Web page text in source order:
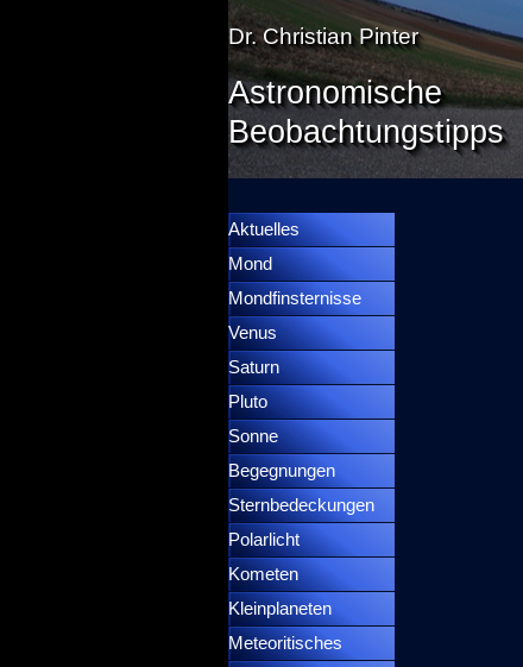
Dr. Christian Pinter
Astronomische
Beobachtungstipps
Aktuelles
Mond
Mondfinsternisse
Venus
Saturn
Pluto
Sonne
Begegnungen
Sternbedeckungen
Polarlicht
Kometen
Kleinplaneten
Meteoritisches